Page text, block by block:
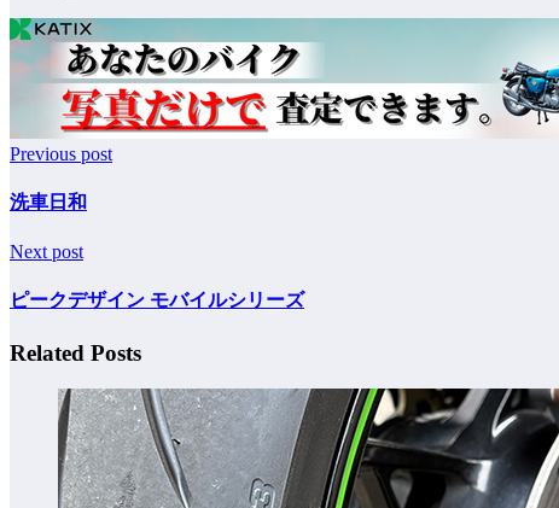
Previous post
洗車日和
Next post
ピークデザイン モバイルシリーズ
Related Posts